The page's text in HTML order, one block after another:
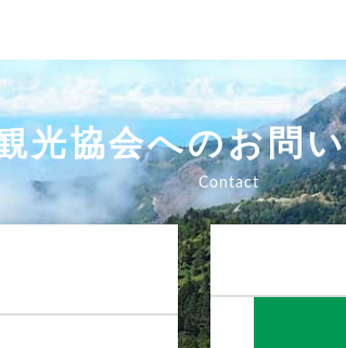
光協会へのお問